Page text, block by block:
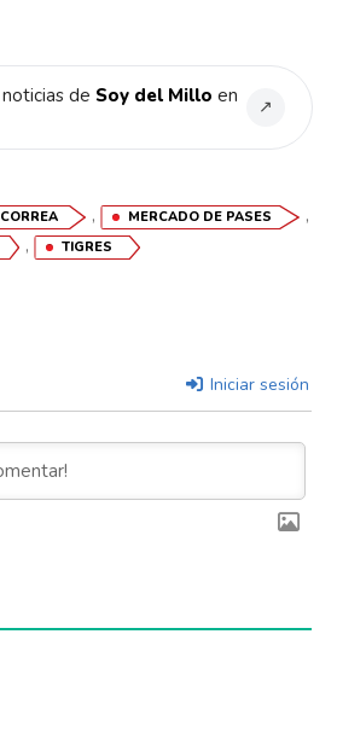
de Soy del Millo en
↗
, MERCADO DE PASES ,
, TIGRES
Iniciar sesión